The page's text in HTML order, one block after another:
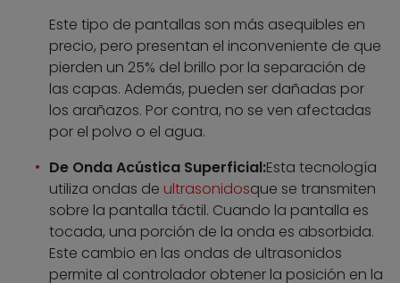
Este tipo de pantallas son más asequibles en
precio, pero presentan el inconveniente de que
pierden un 25% del brillo por la separación de
las capas. Además, pueden ser dañadas por
los arañazos. Por contra, no se ven afectadas
por el polvo o el agua.
De Onda Acústica Superficial:Esta tecnología
utiliza ondas de ultrasonidosque se transmiten
sobre la pantalla táctil. Cuando la pantalla es
tocada, una porción de la onda es absorbida.
Este cambio en las ondas de ultrasonidos
permite al controlador obtener la posición en la